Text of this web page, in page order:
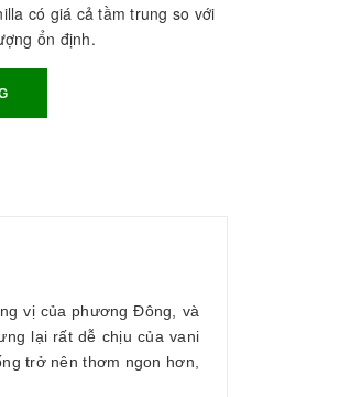
có giá cả tầm trung so với
ổn định.
vị của phương Đông, và
lại rất dễ chịu của vani
trở nên thơm ngon hơn,